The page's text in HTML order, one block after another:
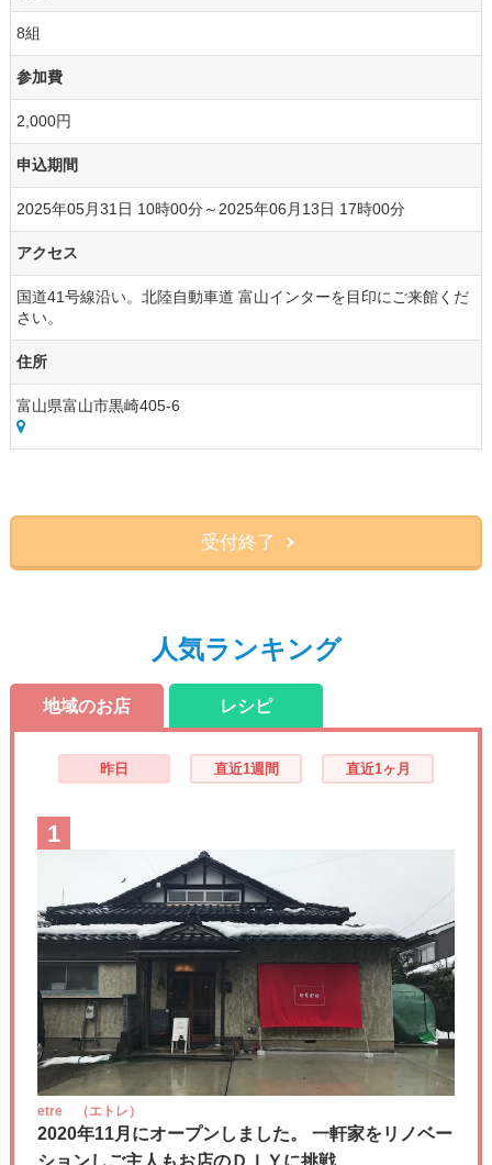
8組
参加費
2,000円
申込期間
2025年05月31日 10時00分～2025年06月13日 17時00分
アクセス
国道41号線沿い。北陸自動車道 富山インターを目印にご来館くだ
さい。
住所
富山県富山市黒崎405-6
受付終了
人気ランキング
地域のお店 レシピ
昨日 直近1週間 直近1ヶ月
1
etre （エトレ）
2020年11月にオープンしました。 一軒家をリノベー